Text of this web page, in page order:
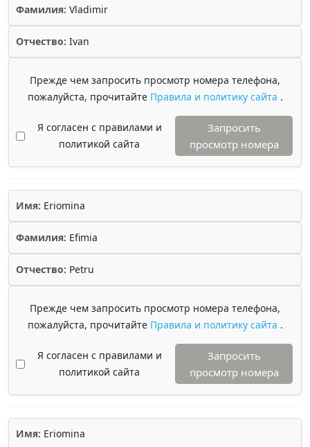
Фамилия: Vladimir
Отчество: Ivan
Прежде чем запросить просмотр номера телефона,
пожалуйста, прочитайте Правила и политику сайта .
Я согласен с правилами и
политикой сайта
Запросить
просмотр номера
Имя: Eriomina
Фамилия: Efimia
Отчество: Petru
Прежде чем запросить просмотр номера телефона,
пожалуйста, прочитайте Правила и политику сайта .
Я согласен с правилами и
политикой сайта
Запросить
просмотр номера
Имя: Eriomina